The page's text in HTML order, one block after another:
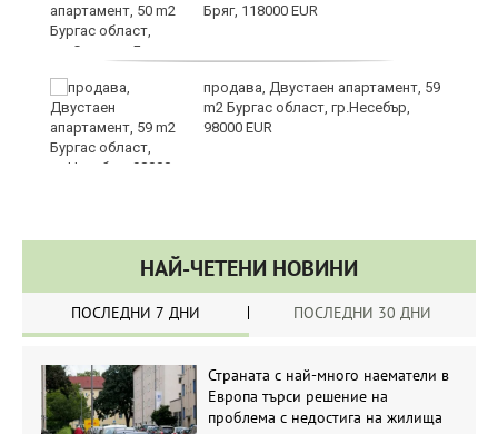
Бряг, 118000 EUR
продава, Двустаен апартамент, 59
m2 Бургас област, гр.Несебър,
98000 EUR
НАЙ-ЧЕТЕНИ НОВИНИ
ПОСЛЕДНИ 7 ДНИ ПОСЛЕДНИ 30 ДНИ
Страната с най-много наематели в
Европа търси решение на
проблема с недостига на жилища